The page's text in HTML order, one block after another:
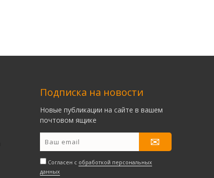
Подписка на новости
Новые публикации на сайте в вашем
почтовом ящике
Согласен с обработкой персональных
данных